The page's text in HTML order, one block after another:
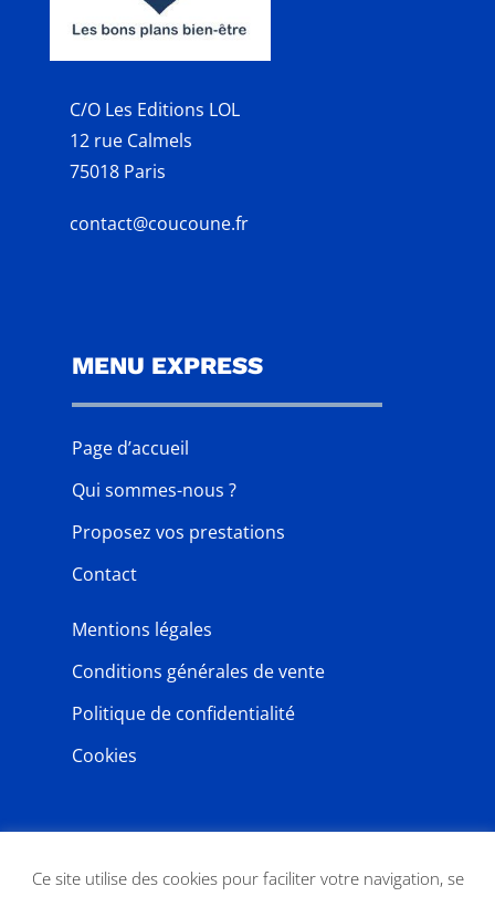
C/O Les Editions LOL
12 rue Calmels
75018 Paris
contact@coucoune.fr
MENU EXPRESS
Page d’accueil
Qui sommes-nous ?
Proposez vos prestations
Contact
Mentions légales
Conditions générales de vente
Politique de confidentialité
Cookies
Ce site utilise des cookies pour faciliter votre navigation, se